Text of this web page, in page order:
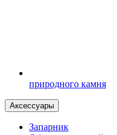
природного камня
Аксессуары
Запарник